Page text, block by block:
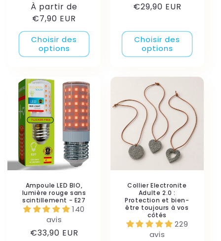
Prix
habituel
À partir de
€7,90 EUR
Choisir des
options
Prix
€29,90 EUR
Choisir des
options
Ampoule LED BIO,
lumière rouge sans
scintillement - E27
140
avis
Prix
€33,90 EUR
Collier Electronite
Adulte 2.0 :
Protection et bien-
être toujours à vos
côtés
229
avis